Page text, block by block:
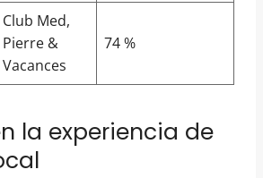
Club Med,
Pierre &
Vacances
74 %
la experiencia de